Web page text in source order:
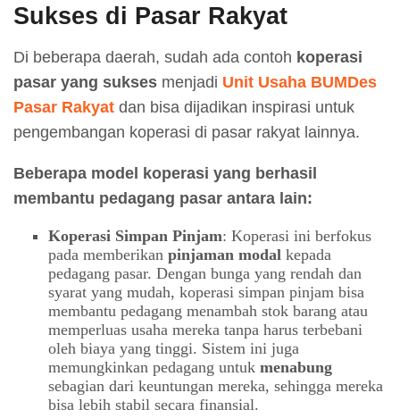
Sukses di Pasar Rakyat
Di beberapa daerah, sudah ada contoh koperasi
pasar yang sukses menjadi Unit Usaha BUMDes
Pasar Rakyat dan bisa dijadikan inspirasi untuk
pengembangan koperasi di pasar rakyat lainnya.
Beberapa model koperasi yang berhasil
membantu pedagang pasar antara lain:
Koperasi Simpan Pinjam: Koperasi ini berfokus
pada memberikan pinjaman modal kepada
pedagang pasar. Dengan bunga yang rendah dan
syarat yang mudah, koperasi simpan pinjam bisa
membantu pedagang menambah stok barang atau
memperluas usaha mereka tanpa harus terbebani
oleh biaya yang tinggi. Sistem ini juga
memungkinkan pedagang untuk menabung
sebagian dari keuntungan mereka, sehingga mereka
bisa lebih stabil secara finansial.